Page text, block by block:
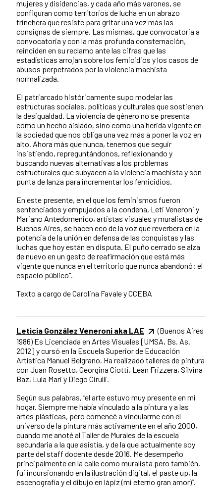
mujeres y disidencias, y cada año más varones, se
configuran como territorios de lucha en un abrazo
trinchera que resiste para gritar una vez más las
consignas de siempre. Las mismas, que convocatoria a
convocatoria y con la más profunda consternación,
reinciden en su reclamo ante las cifras que las
estadísticas arrojan sobre los femicidios y los casos de
abusos perpetrados por la violencia machista
normalizada.
El patriarcado históricamente supo modelar las
estructuras sociales, políticas y culturales que sostienen
la desigualdad. La violencia de género no se presenta
como un hecho aislado, sino como una herida vigente en
la sociedad que nos obliga una vez más a poner la voz en
alto. Ahora más que nunca, tenemos que seguir
insistiendo, repreguntándonos, reflexionando y
buscando nuevas alternativas a los problemas
estructurales que subyacen a la violencia machista y son
punta de lanza para incrementar los femicidios.
En este presente, en el que los feminismos fueron
sentenciados y empujados a la condena, Leti Veneroni y
Mariano Antedomenico, artistas visuales y muralistas de
Buenos Aires, se hacen eco de la voz que reverbera en la
potencia de la unión en defensa de las conquistas y las
luchas que hoy están en disputa. El puño cerrado se alza
de nuevo en un gesto de reafirmación que está más
vigente que nunca en el territorio que nunca abandonó: el
espacio público".
Texto a cargo de Carolina Favale y CCEBA
Leticia González Veneroni aka LAE
(Buenos Aires
1986) Es Licenciada en Artes Visuales [UMSA, Bs. As.
2012] y cursó en la Escuela Superior de Educación
Artística Manuel Belgrano. Ha realizado talleres de pintura
con Juan Rosetto, Georgina Ciotti, Lean Frizzera, Silvina
Baz, Lula Mari y Diego Cirulli.
Según sus palabras, “el arte estuvo muy presente en mi
hogar. Siempre me había vinculado a la pintura y a las
artes plásticas, pero comencé a vincularme con el
universo de la pintura más activamente en el año 2000,
cuando me anoté al Taller de Murales de la escuela
secundaria a la que asistía, y de la que actualmente soy
parte del staff docente desde 2016. Me desempeño
principalmente en la calle como muralista pero también,
fui incursionando en la ilustración digital, el paste up, la
escenografía y el dibujo en lápiz (mi eterno gran amor)”.